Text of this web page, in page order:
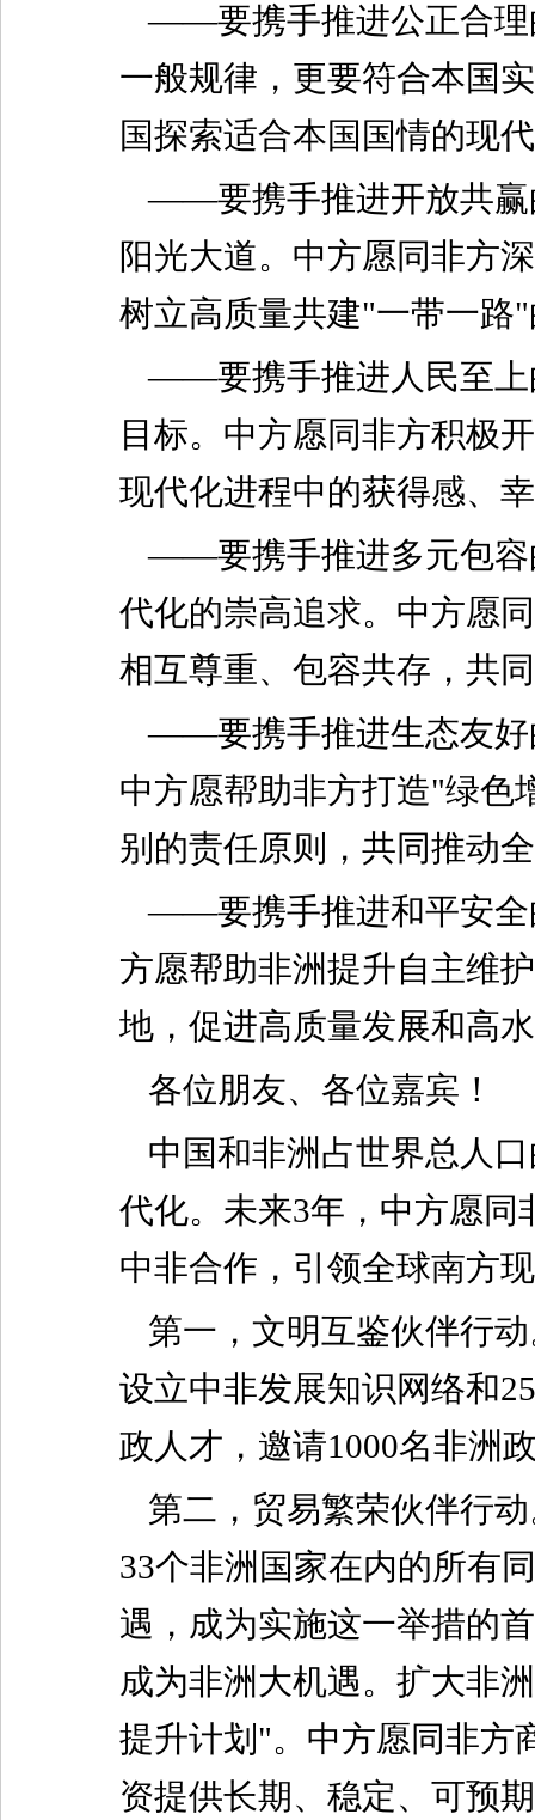
——要携手推进公正合理
一般规律，更要符合本国
国探索适合本国国情的现
——要携手推进开放共赢
阳光大道。中方愿同非方
树立高质量共建"一带一路
——要携手推进人民至上
目标。中方愿同非方积极
现代化进程中的获得感、
——要携手推进多元包容
代化的崇高追求。中方愿
相互尊重、包容共存，共
——要携手推进生态友好
中方愿帮助非方打造"绿色
别的责任原则，共同推动
——要携手推进和平安全
方愿帮助非洲提升自主维
地，促进高质量发展和高
各位朋友、各位嘉宾！
中国和非洲占世界总人
代化。未来3年，中方愿
中非合作，引领全球南方
第一，文明互鉴伙伴行
设立中非发展知识网络和
政人才，邀请1000名非洲
第二，贸易繁荣伙伴行
33个非洲国家在内的所有
遇，成为实施这一举措的
成为非洲大机遇。扩大非
提升计划"。中方愿同非方
资提供长期、稳定、可预